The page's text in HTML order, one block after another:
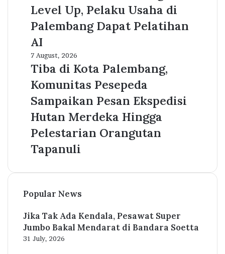
UMKM
Wong
Kito
Level
Up,
Pelaku
Usaha
di
Palembang
Dapat
Pelatihan
AI
Level Up, Pelaku Usaha di
Palembang Dapat Pelatihan
AI
Tiba
di
Palembang,
Komunitas
Pesepeda
Sampaikan
Pesan
Ekspedisi
Hutan
Hingga
Orangutan
7 August, 2026
Tiba di Kota Palembang,
Komunitas Pesepeda
Sampaikan Pesan Ekspedisi
Hutan Merdeka Hingga
Pelestarian Orangutan
Tapanuli
Popular News
Jika Tak Ada Kendala, Pesawat Super
Jumbo Bakal Mendarat di Bandara Soetta
31 July, 2026